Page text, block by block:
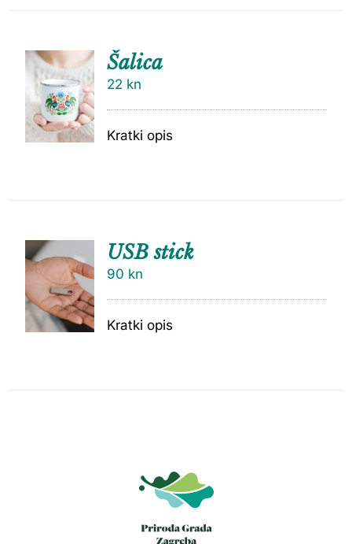
DODAJ
U
KOŠARI
CU
Šalica
22 kn
Kratki opis
DODAJ
CU
USB stick
90 kn
Kratki opis